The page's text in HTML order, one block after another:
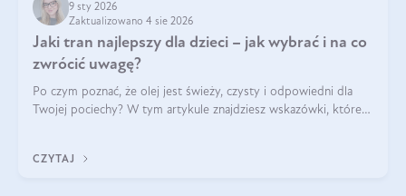
9 sty 2026
Zaktualizowano 4 sie 2026
Jaki tran najlepszy dla dzieci – jak wybrać i na co
zwrócić uwagę?
Po czym poznać, że olej jest świeży, czysty i odpowiedni dla
Twojej pociechy? W tym artykule znajdziesz wskazówki, które
CZYTAJ